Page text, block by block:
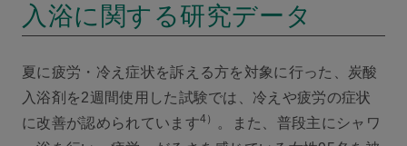
入浴に関する研究データ
夏に疲労・冷え症状を訴える方を対象に行った、炭酸
入浴剤を2週間使用した試験では、冷えや疲労の症状
に改善が認められています4）
。また、普段主にシャワ